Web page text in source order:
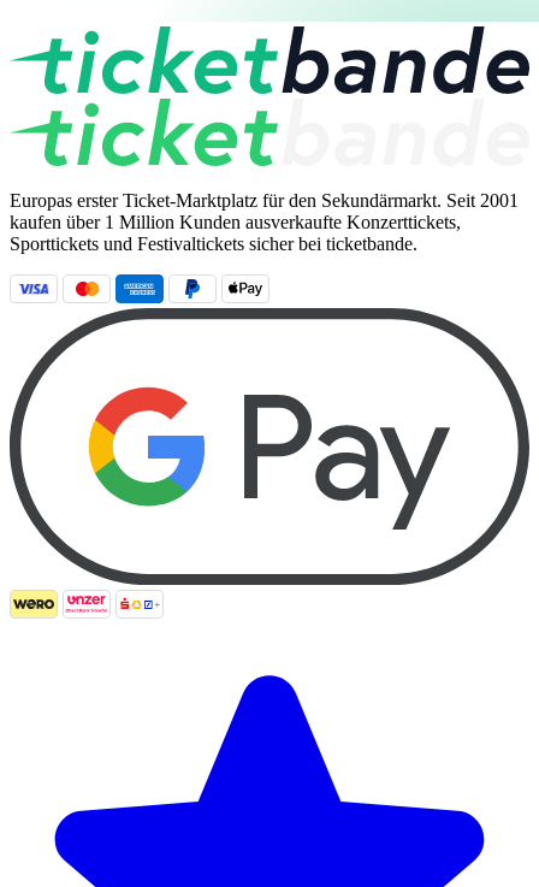
Europas erster Ticket-Marktplatz für den Sekundärmarkt. Seit 2001
kaufen über 1 Million Kunden ausverkaufte Konzerttickets,
Sporttickets und Festivaltickets sicher bei ticketbande.